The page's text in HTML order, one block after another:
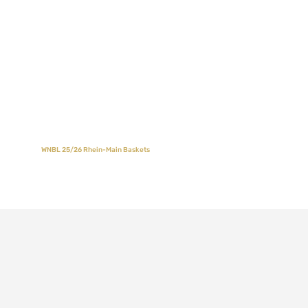
WNBL 25/26 Rhein-Main Baskets